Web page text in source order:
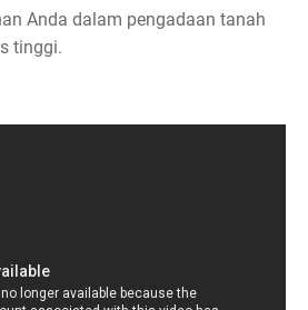
Anda dalam pengadaan tanah
tinggi.